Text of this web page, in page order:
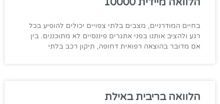
בחיים המודרניים, מצבים בלתי צפויים יכולים להופיע בכל
רגע ולהציב אותנו בפני אתגרים פיננסיים לא מתוכננים. בין
אם מדובר בהוצאה רפואית דחופה, תיקון רכב בלתי
הלוואה בריבית באילת